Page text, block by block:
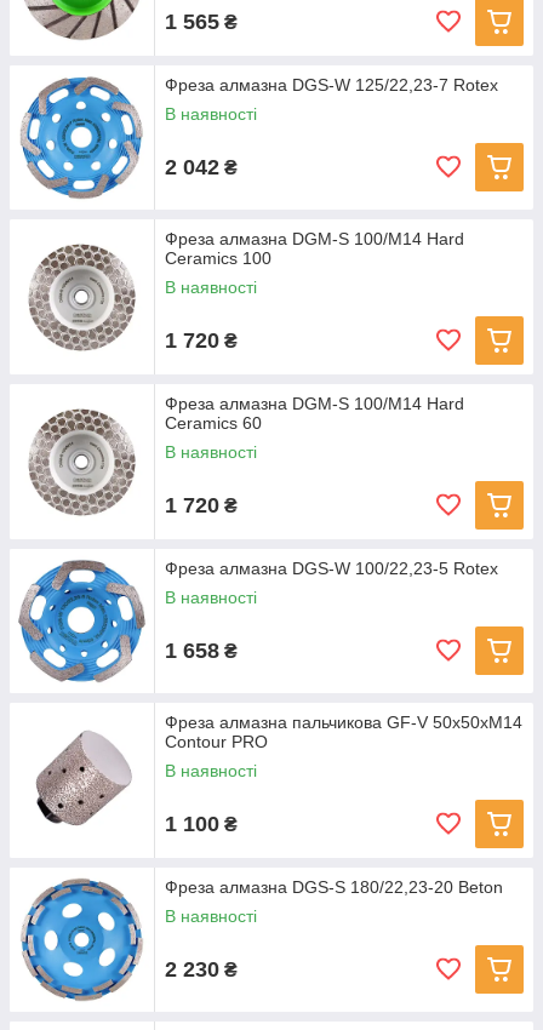
1 565 ₴
Фреза алмазна DGS-W 125/22,23-7 Rotex
В наявності
2 042 ₴
Фреза алмазна DGM-S 100/M14 Hard
Ceramics 100
В наявності
1 720 ₴
Фреза алмазна DGM-S 100/M14 Hard
Ceramics 60
В наявності
1 720 ₴
Фреза алмазна DGS-W 100/22,23-5 Rotex
В наявності
1 658 ₴
Фреза алмазна пальчикова GF-V 50x50xM14
Contour PRO
В наявності
1 100 ₴
Фреза алмазна DGS-S 180/22,23-20 Beton
В наявності
2 230 ₴